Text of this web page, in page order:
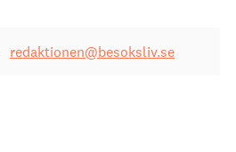
redaktionen@besoksliv.se